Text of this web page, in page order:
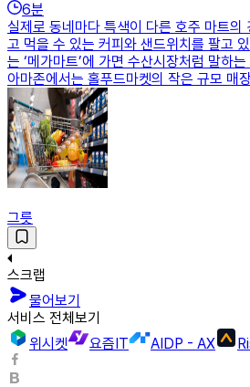
6분
실제로 동네마다 특색이 다른 호주 마트의
고 먹을 수 있는 커피와 샌드위치를 팔고
는 ‘메가마트’에 가면 수산시장처럼 말하
아마존에서는 홀푸드마켓의 작은 규모 매
그릇
스크랩
물어보기
서비스 전체보기
위시켓
요즘IT AIDP - AX